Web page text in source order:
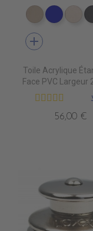
PR1590
add
Toile Acrylique
Face PVC Largeur
56,00 €